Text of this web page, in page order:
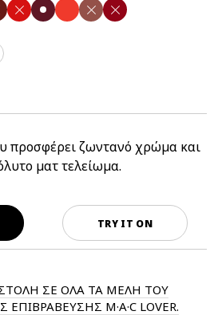
προσφέρει ζωντανό χρώμα και
ματ τελείωμα.
TRY IT ON
ΣΕ ΟΛΑ ΤΑ ΜΕΛΗ ΤΟΥ
M·A·C LOVER.